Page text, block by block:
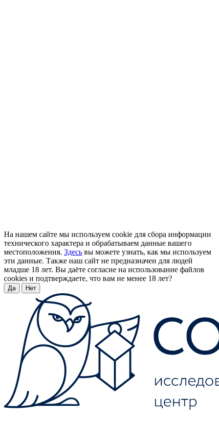
На нашем сайте мы используем cookie для сбора информации
технического характера и обрабатываем данные вашего
местоположения. Здесь вы можете узнать, как мы используем
эти данные. Также наш сайт не предназначен для людей
младше 18 лет. Вы даёте согласие на использование файлов
cookies и подтверждаете, что вам не менее 18 лет?
Да Нет